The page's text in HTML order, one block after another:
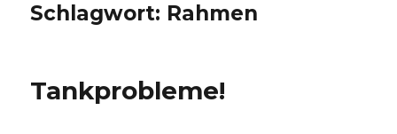
Schlagwort: Rahmen
Tankprobleme!